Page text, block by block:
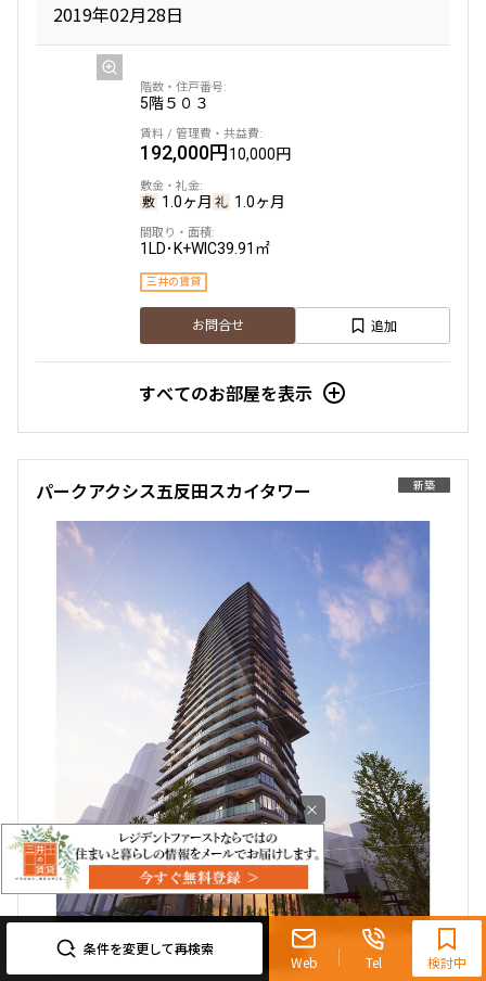
条件を変更して再検索
Web Tel
0120-321-719
9:30~18:00（水曜定休）
検討中
2019年02月28日
5階５０３
192,000円10,000円
1.0ヶ月 1.0ヶ月
1LD･K+WIC39.91㎡
三井の賃貸
お問合せ 追加
すべてのお部屋を表示
新築
パークアクシス五反田スカイタワー
オリジナルサイト
×